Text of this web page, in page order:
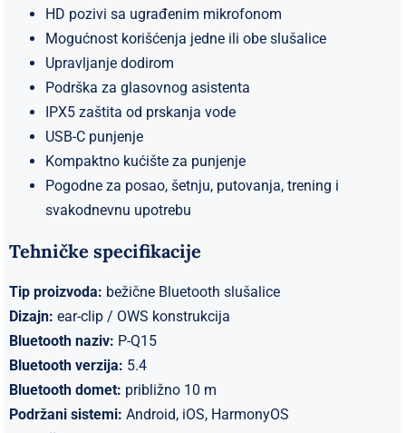
HD pozivi sa ugrađenim mikrofonom
Mogućnost korišćenja jedne ili obe slušalice
Upravljanje dodirom
Podrška za glasovnog asistenta
IPX5 zaštita od prskanja vode
USB-C punjenje
Kompaktno kućište za punjenje
Pogodne za posao, šetnju, putovanja, trening i
svakodnevnu upotrebu
Tehničke specifikacije
Tip proizvoda: bežične Bluetooth slušalice
Dizajn: ear-clip / OWS konstrukcija
Bluetooth naziv: P-Q15
Bluetooth verzija: 5.4
Bluetooth domet: približno 10 m
Podržani sistemi: Android, iOS, HarmonyOS